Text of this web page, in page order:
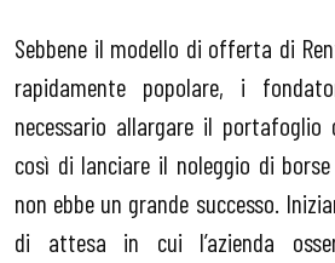
Sebbene il modello di offerta di
rapidamente popolare, i
necessario allargare il portafoglio
così di lanciare il noleggio di
non ebbe un grande successo.
di attesa in cui l’azienda